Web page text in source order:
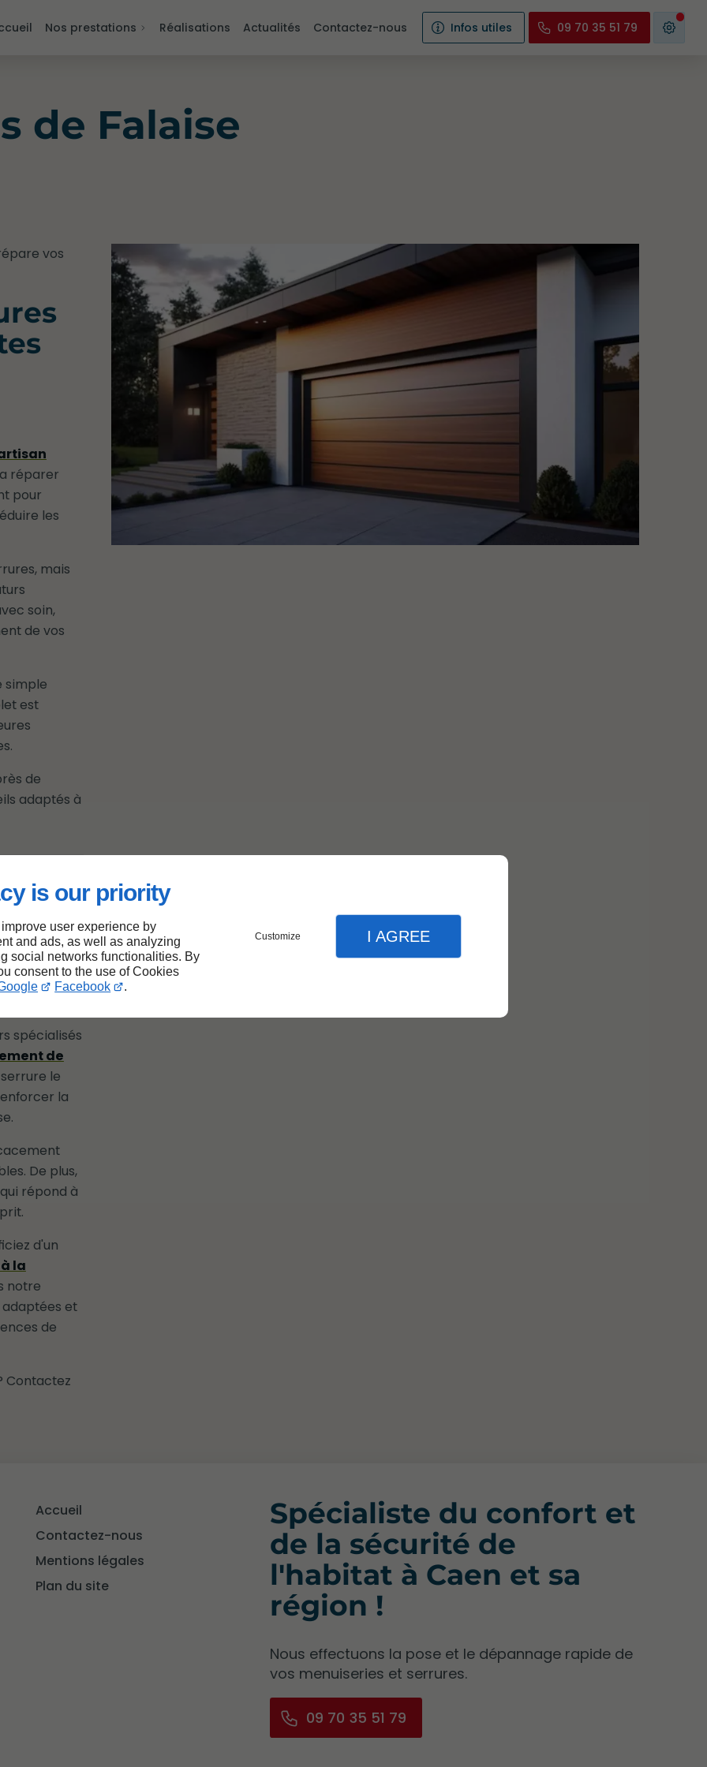
is our priority
user experience by
and ads, as well as analyzing
social networks functionalities. By
consent to the use of Cookies
Facebook .
Customize I AGREE
Nos prestations Réalisations Actualités Contactez-nous Infos utiles 09 70 35 51 79
de Falaise
vos
réparer
pour
les
mais
soin,
de vos
simple
est
de
adaptés à
spécialisés
de
le
la
De plus,
répond à
d'un
la
notre
et
de
Contactez
Accueil
Contactez-nous
Mentions légales
Plan du site
Spécialiste du confort et
de la sécurité de
l'habitat à Caen et sa
région !
Nous effectuons la pose et le dépannage rapide de
vos menuiseries et serrures.
09 70 35 51 79